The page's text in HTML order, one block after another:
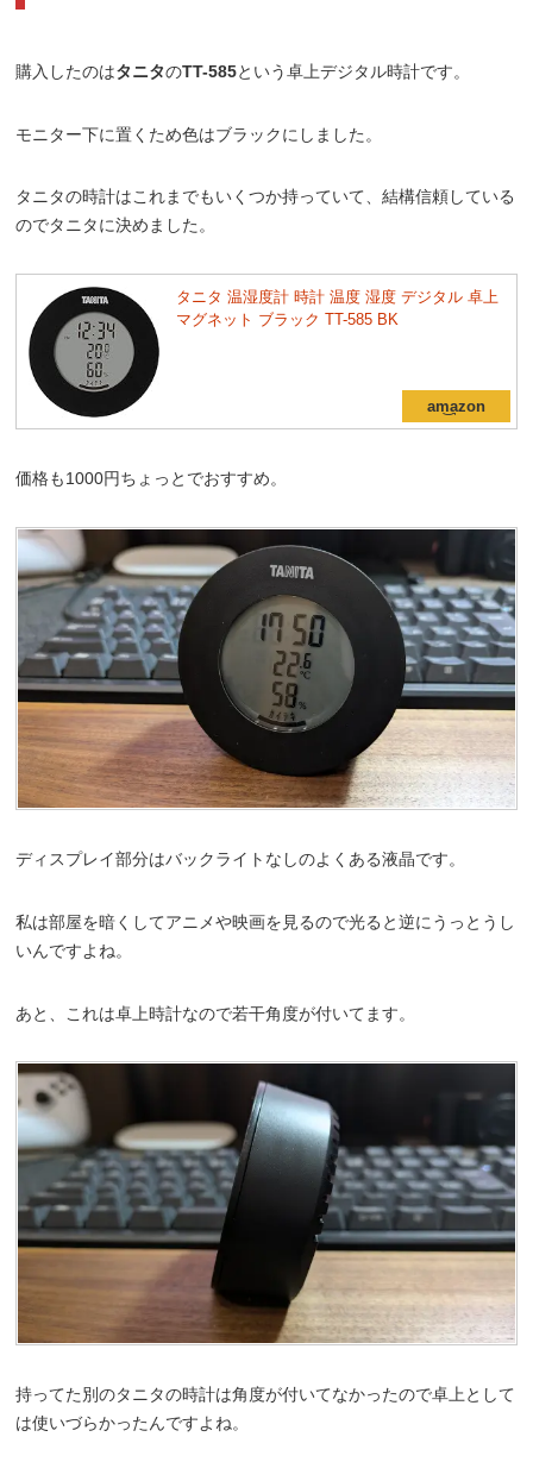
購入したのはタニタのTT-585という卓上デジタル時計です。
モニター下に置くため色はブラックにしました。
タニタの時計はこれまでもいくつか持っていて、結構信頼している
のでタニタに決めました。
タニタ 温湿度計 時計 温度 湿度 デジタル 卓上
マグネット ブラック TT-585 BK
価格も1000円ちょっとでおすすめ。
ディスプレイ部分はバックライトなしのよくある液晶です。
私は部屋を暗くしてアニメや映画を見るので光ると逆にうっとうし
いんですよね。
あと、これは卓上時計なので若干角度が付いてます。
持ってた別のタニタの時計は角度が付いてなかったので卓上として
は使いづらかったんですよね。